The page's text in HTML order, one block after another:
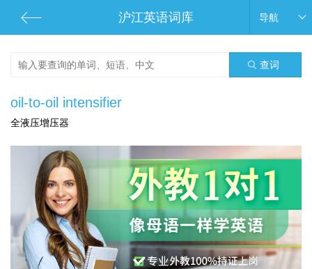
沪江英语词库 导航
查词
oil-to-oil intensifier
全液压增压器